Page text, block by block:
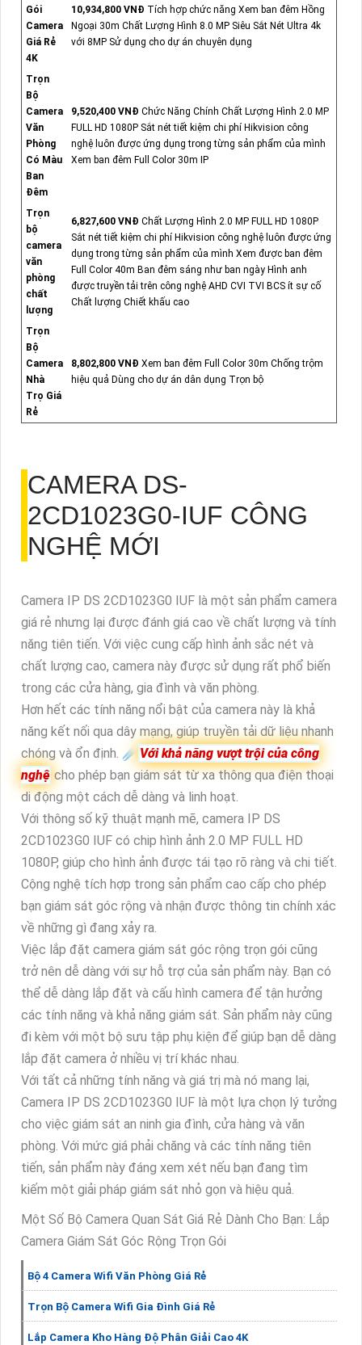
Gói
Camera
Giá Rẻ
4K
10,934,800 VNĐ Tích hợp chức năng Xem ban đêm Hồng
Ngoại 30m Chất Lượng Hình 8.0 MP Siêu Sắt Nét Ultra 4k
với 8MP Sử dụng cho dự án chuyên dụng
Trọn
Bộ
Camera
Văn
Phòng
Có Màu
Ban
Đêm
9,520,400 VNĐ Chức Năng Chính Chất Lượng Hình 2.0 MP
FULL HD 1080P Sắt nét tiết kiệm chi phí Hikvision công
nghệ luôn được ứng dụng trong từng sản phẩm của mình
Xem ban đêm Full Color 30m IP
Trọn
bộ
camera
văn
phòng
chất
lượng
6,827,600 VNĐ Chất Lượng Hình 2.0 MP FULL HD 1080P
Sắt nét tiết kiệm chi phí Hikvision công nghệ luôn được ứng
dụng trong từng sản phẩm của mình Xem được ban đêm
Full Color 40m Ban đêm sáng như ban ngày Hình anh
được truyền tải trên công nghệ AHD CVI TVI BCS ít sự cố
Chất lượng Chiết khấu cao
Trọn
Bộ
Camera
Nhà
Trọ Giá
Rẻ
8,802,800 VNĐ Xem ban đêm Full Color 30m Chống trộm
hiệu quả Dùng cho dự án dân dụng Trọn bộ
CAMERA DS-
2CD1023G0-IUF CÔNG
NGHỆ MỚI
Camera IP DS 2CD1023G0 IUF là một sản phẩm camera
giá rẻ nhưng lại được đánh giá cao về chất lượng và tính
năng tiên tiến. Với việc cung cấp hình ảnh sắc nét và
chất lượng cao, camera này được sử dụng rất phổ biến
trong các cửa hàng, gia đình và văn phòng.
Hơn hết các tính năng nổi bật của camera này là khả
năng kết nối qua dây mạng, giúp truyền tải dữ liệu nhanh
chóng và ổn định. ☄️ Với khả năng vượt trội của công
nghệ cho phép bạn giám sát từ xa thông qua điện thoại
di động một cách dễ dàng và linh hoạt.
Với thông số kỹ thuật mạnh mẽ, camera IP DS
2CD1023G0 IUF có chip hình ảnh 2.0 MP FULL HD
1080P, giúp cho hình ảnh được tái tạo rõ ràng và chi tiết.
Cộng nghệ tích hợp trong sản phẩm cao cấp cho phép
bạn giám sát góc rộng và nhận được thông tin chính xác
về những gì đang xảy ra.
Việc lắp đặt camera giám sát góc rộng trọn gói cũng
trở nên dễ dàng với sự hỗ trợ của sản phẩm này. Bạn có
thể dễ dàng lắp đặt và cấu hình camera để tận hưởng
các tính năng và khả năng giám sát. Sản phẩm này cũng
đi kèm với một bộ sưu tập phụ kiện để giúp bạn dễ dàng
lắp đặt camera ở nhiều vị trí khác nhau.
Với tất cả những tính năng và giá trị mà nó mang lại,
Camera IP DS 2CD1023G0 IUF là một lựa chọn lý tưởng
cho việc giám sát an ninh gia đình, cửa hàng và văn
phòng. Với mức giá phải chăng và các tính năng tiên
tiến, sản phẩm này đáng xem xét nếu bạn đang tìm
kiếm một giải pháp giám sát nhỏ gọn và hiệu quả.
Một Số Bộ Camera Quan Sát Giá Rẻ Dành Cho Bạn: Lắp
Camera Giám Sát Góc Rộng Trọn Gói
Bộ 4 Camera Wifi Văn Phòng Giá Rẻ
Trọn Bộ Camera Wifi Gia Đình Giá Rẻ
Lắp Camera Kho Hàng Độ Phân Giải Cao 4K